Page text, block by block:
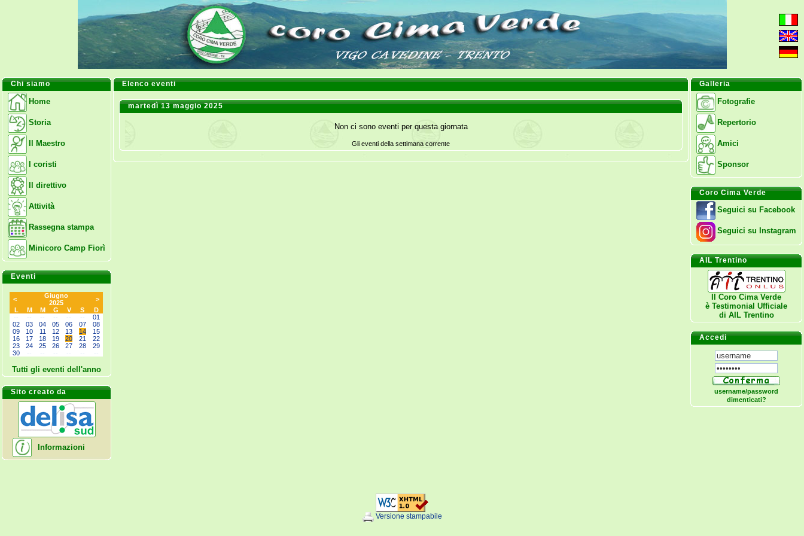
Chi siamo
Home
Storia
Il Maestro
I coristi
Il direttivo
Attività
Rassegna stampa
Minicoro Camp Fiorì
Eventi
<
Giugno
2025
>
L
M M G V S
D
01
02
03 04 05 06 07
08
09
10 11 12 13 14
15
16
17 18 19 20 21
22
23
24 25 26 27 28
29
30
Tutti gli eventi dell'anno
Sito creato da
Informazioni
Elenco eventi
martedì 13 maggio 2025
Non ci sono eventi per questa giornata
Gli eventi della settimana corrente
Galleria
Fotografie
Repertorio
Amici
Sponsor
Coro Cima Verde
Seguici su Facebook
Seguici su Instagram
AIL Trentino
Il Coro Cima Verde
è Testimonial Ufficiale
di AIL Trentino
Accedi
username/password
dimenticati?
Versione stampabile